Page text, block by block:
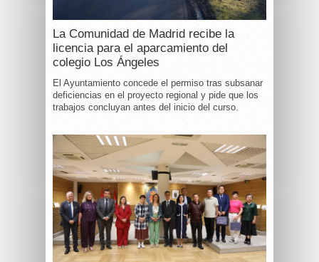
La Comunidad de Madrid recibe la
licencia para el aparcamiento del
colegio Los Ángeles
El Ayuntamiento concede el permiso tras subsanar
deficiencias en el proyecto regional y pide que los
trabajos concluyan antes del inicio del curso.